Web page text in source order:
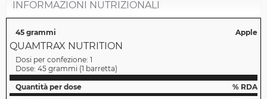
INFORMAZIONI NUTRIZIONALI
45 grammi Apple
QUAMTRAX NUTRITION
Dosi per confezione: 1
Dose: 45 grammi (1 barretta)
Quantità per dose
% RDA